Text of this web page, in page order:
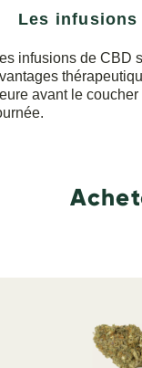
Les infusions
infusions de CBD
avant le